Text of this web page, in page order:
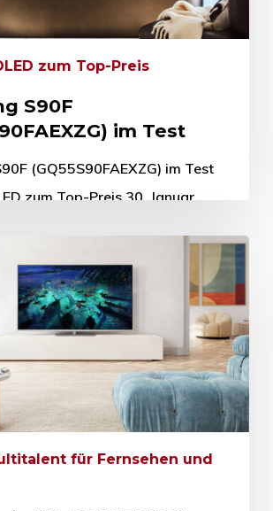
zum Top-Preis
S90F
im Test
(GQ55S90FAEXZG) im Test
zum Top-Preis 30. Januar
wie LCD-Fernseher,
für Fernsehen und